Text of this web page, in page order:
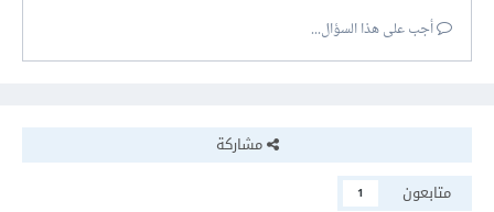
أجب على هذا السؤال...
مشاركة
متابعون
1